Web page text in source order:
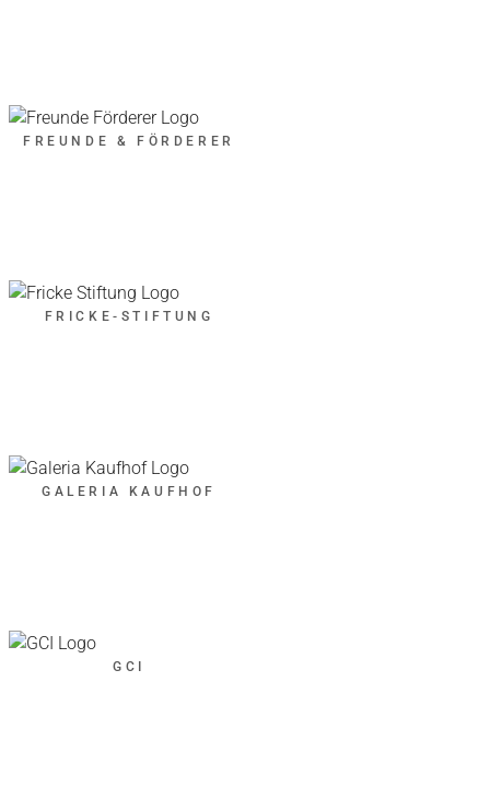
FREUNDE & FÖRDERER
FRICKE-STIFTUNG
GALERIA KAUFHOF
GCI